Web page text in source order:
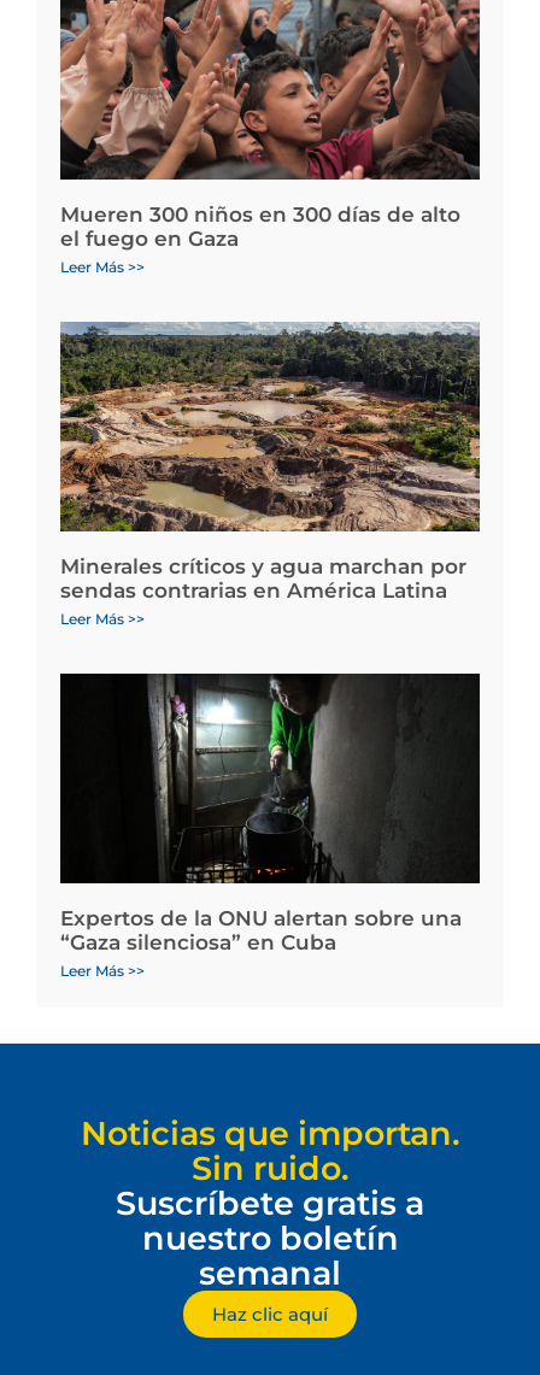
Mueren 300 niños en 300 días de alto
el fuego en Gaza
Leer Más >>
Minerales críticos y agua marchan por
sendas contrarias en América Latina
Leer Más >>
Expertos de la ONU alertan sobre una
“Gaza silenciosa” en Cuba
Leer Más >>
Noticias que importan.
Sin ruido.
Suscríbete gratis a
nuestro boletín
semanal
Haz clic aquí